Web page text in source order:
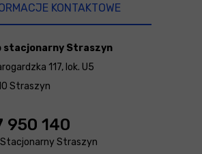
KONTAKTOWE
stacjonarny Straszyn
117, lok. U5
Straszyn
950 140
Straszyn